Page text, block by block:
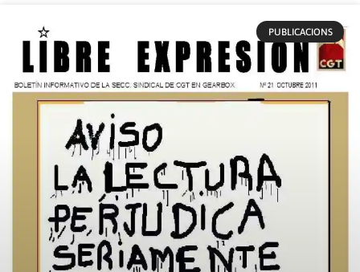
PUBLICACIONS